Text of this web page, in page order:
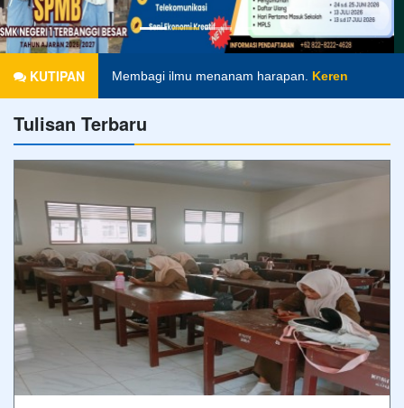
KUTIPAN Membagi ilmu menanam harapan. Keren
Pendidikan merupakan tiket untuk masa depan.
Tulisan Terbaru